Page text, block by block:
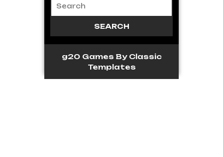
g20 Games By Classic
Templates